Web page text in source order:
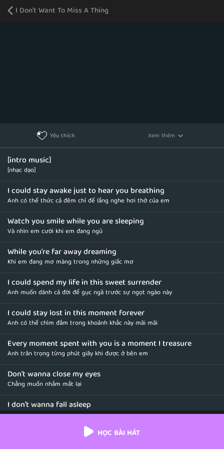
I Don't Want To Miss A Thing
Yêu thích Xem thêm
[intro music]
[nhạc dạo]
I could stay awake just to hear you breathing
Anh có thể thức cả đêm chỉ để lắng nghe hơi thở của em
Watch you smile while you are sleeping
Và nhìn em cười khi em đang ngủ
While you're far away dreaming
Khi em đang mơ màng trong những giấc mơ
I could spend my life in this sweet surrender
Anh muốn dành cả đời để gục ngã trước sự ngọt ngào này
I could stay lost in this moment forever
Anh có thể chìm đắm trong khoảnh khắc này mãi mãi
Every moment spent with you is a moment I treasure
Anh trân trọng từng phút giây khi được ở bên em
Don't wanna close my eyes
Chẳng muốn nhắm mắt lại
I don't wanna fall asleep
Chẳng muốn chìm vào giấc ngủ
HỌC BÀI HÁT